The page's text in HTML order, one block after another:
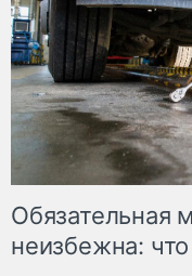
Обязательная
неизбежна: